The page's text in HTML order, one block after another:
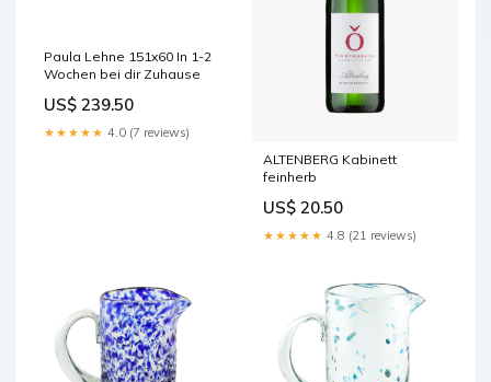
Paula Lehne 151x60 In 1-2
Wochen bei dir Zuhause
US$ 239.50
★★★★★ 4.0 (7 reviews)
ALTENBERG Kabinett
feinherb
US$ 20.50
★★★★★ 4.8 (21 reviews)